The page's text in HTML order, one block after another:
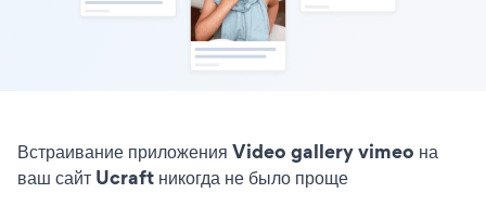
Встраивание приложения Video gallery vimeo на
ваш сайт Ucraft никогда не было проще